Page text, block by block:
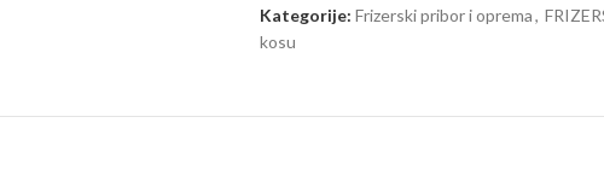
Kategorije: Frizerski pribor i oprema,
kosu